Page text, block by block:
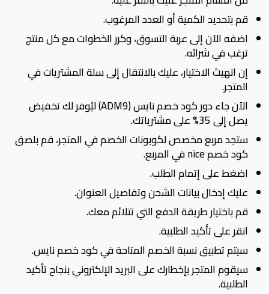
قم بتحديد الكمية أو العدد المرغوب.
اضفه الآن إلى عربة التسوق، وكرر الخطوات مع كل منتج
ترغب في شرائه.
إن انهيتَ الاختيار، عليك بالانتقال إلى سلة المشتريات في
المتجر.
الآن جاء دور كود خصم نايس (ADM9) ليُوفر لك تخفيض
يصل إلى 35% على مشترياتك.
ستجد مربع مخصص لكوبونات الخصم في المتجر، قم بلصق
كود خصم nice في المربع.
اضغط على إتمام الطلب.
عليك إدخال بيانات الشحن وتفاصيل العنوان.
قم باختيار طريقة الدفع التي تتلائم معك.
انقر على تأكيد الطلبية.
سيتم تطبيق نسبة الخصم المتاحة في كود خصم نايس.
سيقوم المتجر بإخطارك على البريد الإلكتروني بنجاح تأكيد
الطلبية.